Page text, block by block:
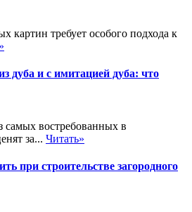
картин требует особого подхода к
дуба и с имитацией дуба: что
самых востребованных в
за... Читать»
при строительстве загородного